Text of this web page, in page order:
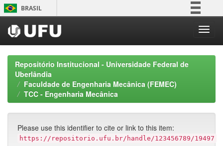
Skip
navigation
BRASIL
Participe
Acesso à informação
Legislação
Repositório Institucional - Universidade Federal de
Uberlândia
Faculdade de Engenharia Mecânica (FEMEC)
TCC - Engenharia Mecânica
Please use this identifier to cite or link to this item:
https://repositorio.ufu.br/handle/123456789/19497